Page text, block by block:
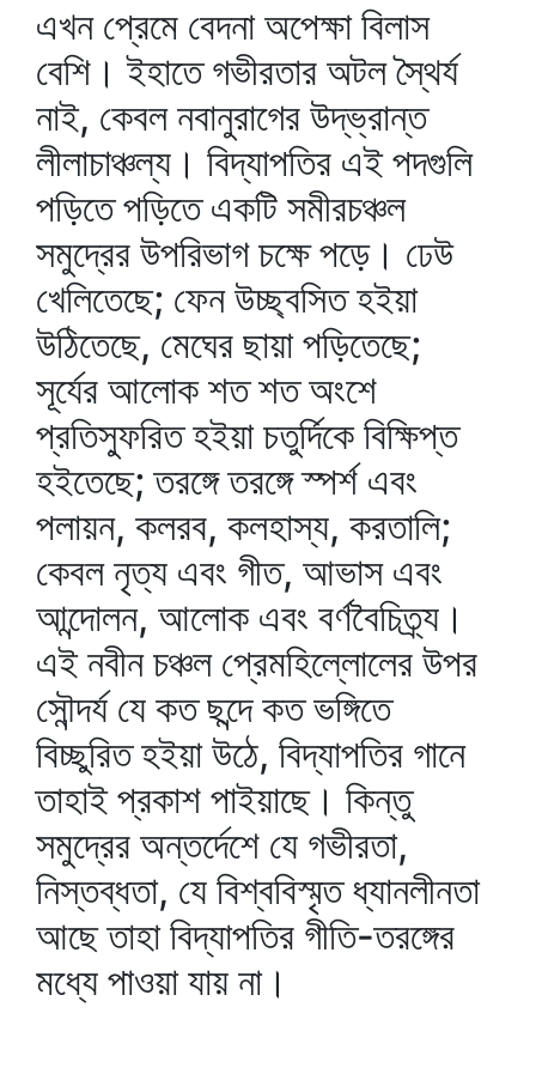
এখন প্রেমে বেদনা অপেক্ষা বিলাস
বেশি। ইহাতে গভীরতার অটল স্থৈর্য
নাই, কেবল নবানুরাগের উদ্‌ভ্রান্ত
লীলাচাঞ্চল্য। বিদ্যাপতির এই পদগুলি
পড়িতে পড়িতে একটি সমীরচঞ্চল
সমুদ্রের উপরিভাগ চক্ষে পড়ে। ঢেউ
খেলিতেছে; ফেন উচ্ছ্বসিত হইয়া
উঠিতেছে, মেঘের ছায়া পড়িতেছে;
সূর্যের আলোক শত শত অংশে
প্রতিস্ফুরিত হইয়া চতুর্দিকে বিক্ষিপ্ত
হইতেছে; তরঙ্গে তরঙ্গে স্পর্শ এবং
পলায়ন, কলরব, কলহাস্য, করতালি;
কেবল নৃত্য এবং গীত, আভাস এবং
আন্দোলন, আলোক এবং বর্ণবৈচিত্র্য।
এই নবীন চঞ্চল প্রেমহিল্লোলের উপর
সৌন্দর্য যে কত ছন্দে কত ভঙ্গিতে
বিচ্ছুরিত হইয়া উঠে, বিদ্যাপতির গানে
তাহাই প্রকাশ পাইয়াছে। কিন্তু
সমুদ্রের অন্তর্দেশে যে গভীরতা,
নিস্তব্ধতা, যে বিশ্ববিস্মৃত ধ্যানলীনতা
আছে তাহা বিদ্যাপতির গীতি-তরঙ্গের
মধ্যে পাওয়া যায় না।